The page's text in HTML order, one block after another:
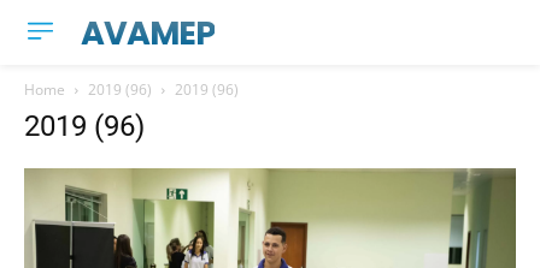
AVAMEP
Home 2019 (96) 2019 (96)
2019 (96)